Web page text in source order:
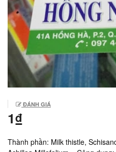
ĐÁNH GIÁ
1₫
Thành phần: Milk thistle,